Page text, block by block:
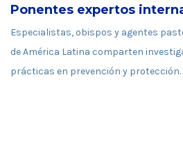
Ponentes expertos
Especialistas, obispos y agentes
de América Latina comparten
prácticas en prevención y protección.